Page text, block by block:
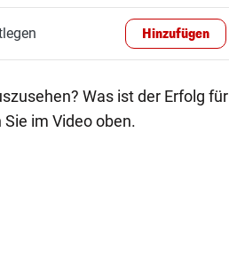
Hinzufügen
Was ist der Erfolg für
im Video oben.